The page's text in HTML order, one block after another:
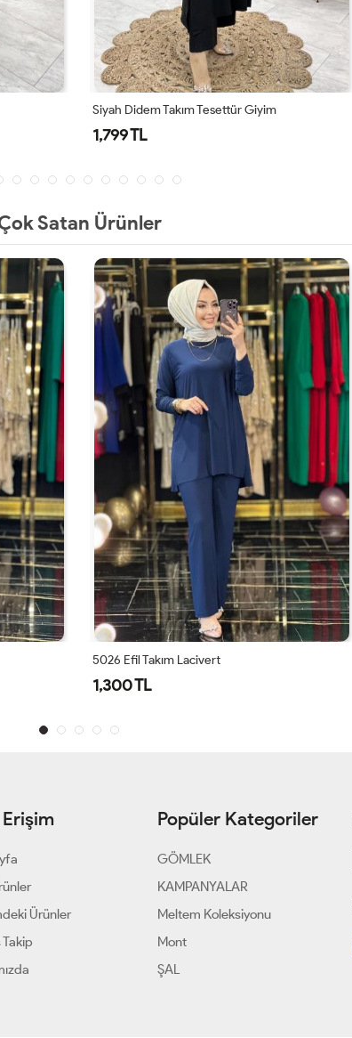
Siyah Didem Takım Tesettür Giyim
1,799 TL
Satan Ürünler
5026 Efil Takım Lacivert
1,300 TL
Erişim
Ürünler
Popüler Kategoriler
GÖMLEK
KAMPANYALAR
Meltem Koleksiyonu
Mont
ŞAL